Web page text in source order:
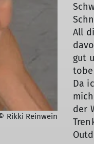
Rikki Reinwein
All
gut
Da
der